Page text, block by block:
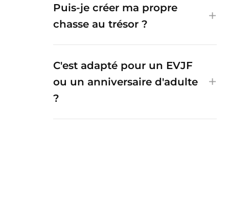
Puis-je créer ma propre
chasse au trésor ?
C'est adapté pour un EVJF
ou un anniversaire d'adulte
?